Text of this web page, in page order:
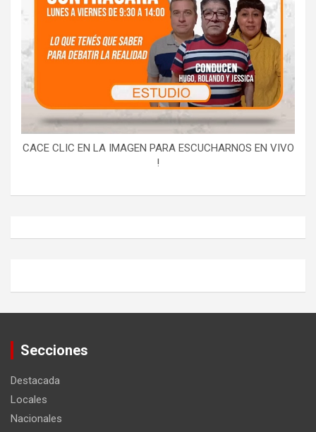
CACE CLIC EN LA IMAGEN PARA ESCUCHARNOS EN VIVO
!
Secciones
Destacada
Locales
Nacionales